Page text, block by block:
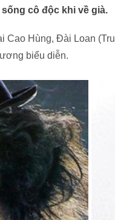
cô độc khi về già.
Cao Hùng, Đài Loan
biểu diễn.